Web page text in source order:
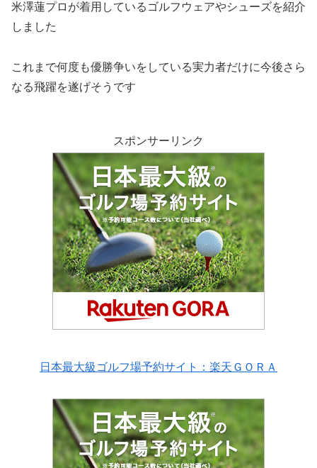
米澤蓮プロが着用しているゴルフウェアやシューズを紹介
しました
これまで何度も優勝争いをしている実力者だけに今後さら
なる飛躍を遂げそうです
スポンサーリンク
日本最大級ゴルフ場予約サイト：楽天ＧＯＲＡ